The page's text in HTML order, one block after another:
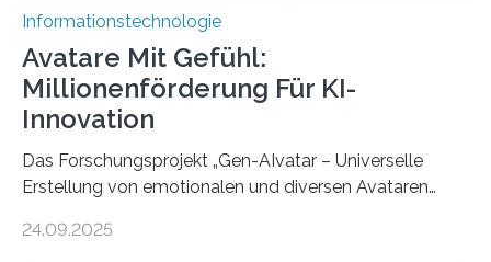
Informationstechnologie
Avatare Mit Gefühl:
Millionenförderung Für KI-
Innovation
Das Forschungsprojekt „Gen-AIvatar – Universelle
Erstellung von emotionalen und diversen Avataren
Förderung in Höhe von rund 2 Millionen Euro. Dabei
24.09.2025